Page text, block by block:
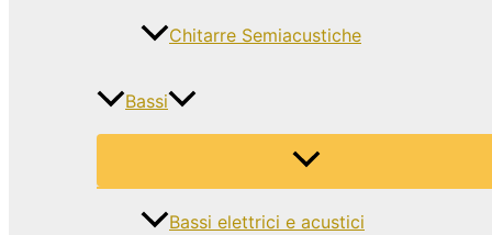
Chitarre Semiacustiche
Bassi
Bassi elettrici e acustici